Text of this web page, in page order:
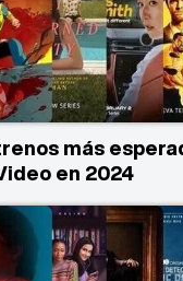
más
en 2024